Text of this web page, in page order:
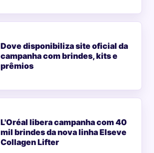
Dove disponibiliza site oficial da
campanha com brindes, kits e
prêmios
L'Oréal libera campanha com 40
mil brindes da nova linha Elseve
Collagen Lifter